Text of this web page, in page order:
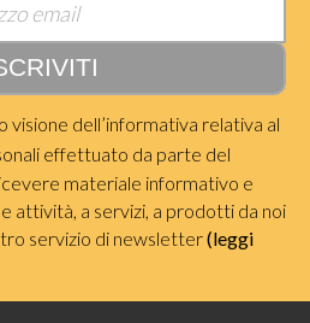
visione dell’informativa relativa al
effettuato da parte del
materiale informativo e
attività, a servizi, a prodotti da noi
servizio di newsletter(leggi